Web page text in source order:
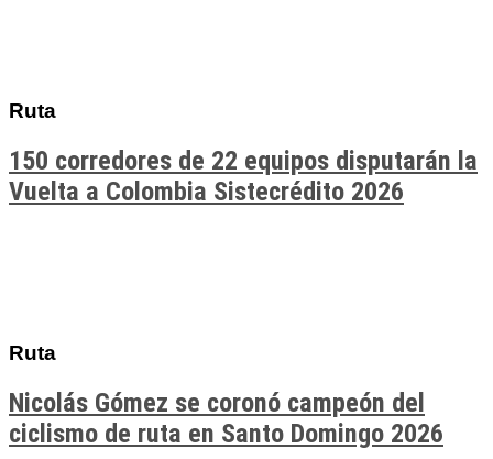
Ruta
150 corredores de 22 equipos disputarán la
Vuelta a Colombia Sistecrédito 2026
Ruta
Nicolás Gómez se coronó campeón del
ciclismo de ruta en Santo Domingo 2026